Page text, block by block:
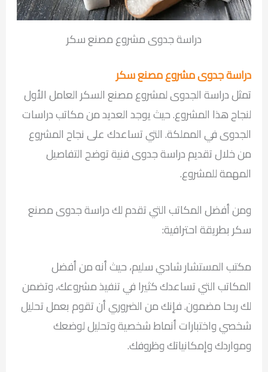
دراسة جدوى مشروع مصنع سكر
دراسة جدوى مشروع مصنع سكر
تمثل دراسة الجدوى لمشروع مصنع السكر العامل الأول
لنجاح هذا المشروع. حيث يوجد العديد من مكاتب دراسات
الجدوى في المملكة. التي تساعدك على نجاح المشروع
من خلال تقديم دراسة جدوى فنية توضح التفاصيل
المهمة للمشروع.
ومن أفضل المكاتب التي تقدم لك دراسة جدوى مصنع
سكر بطريقة احترافية:
مكتب المستشار شادي سليم، حيث أنه من أفضل
المكاتب التي تساعدك كثيرا في تنفيذ مشروعك، وتضمن
لك ربحا مضمون. فإنك من الضروري أن تقوم بعمل تحليل
شخصي واختبارات أنماط شخصية وتحليل لوضعك
ومواردك وإمكانياتك وظروفك.